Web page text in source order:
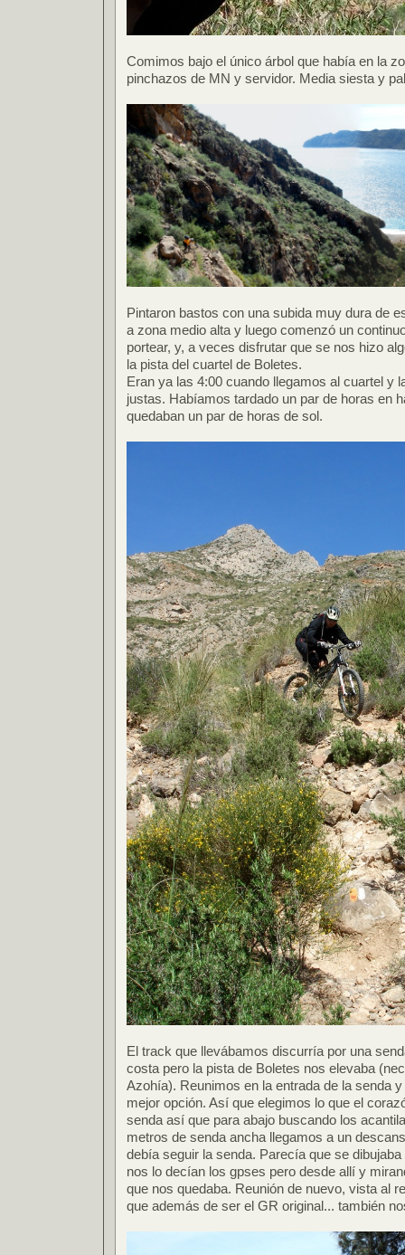
Comimos bajo el único árbol que había en la
pinchazos de MN y servidor. Media siesta y
Pintaron bastos con una subida muy dura de
a zona medio alta y luego comenzó un
portear, y, a veces disfrutar que se nos hizo
la pista del cuartel de Boletes.
Eran ya las 4:00 cuando llegamos al cuartel y
justas. Habíamos tardado un par de horas en
quedaban un par de horas de sol.
El track que llevábamos discurría por una
costa pero la pista de Boletes nos elevaba
Azohía). Reunimos en la entrada de la senda
mejor opción. Así que elegimos lo que el
senda así que para abajo buscando los
metros de senda ancha llegamos a un
debía seguir la senda. Parecía que se
nos lo decían los gpses pero desde allí y
que nos quedaba. Reunión de nuevo, vista al
que además de ser el GR original... también